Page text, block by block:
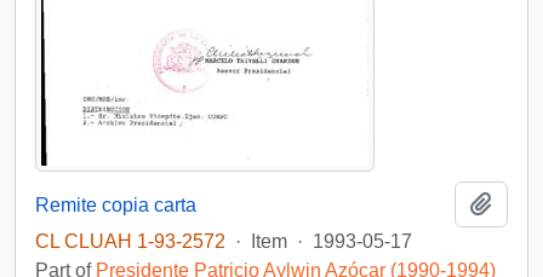
Remite copia carta
CL CLUAH 1-93-2572
· Item · 1993-05-17
Part of Presidente Patricio Aylwin Azócar (1990-1994)